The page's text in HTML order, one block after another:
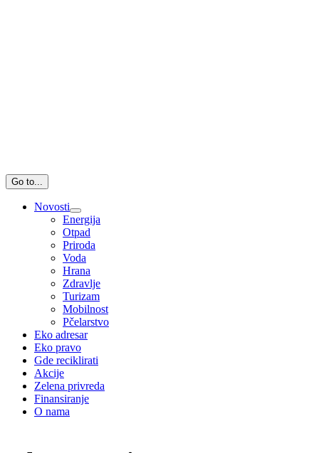
Go to...
Novosti
Energija
Otpad
Priroda
Voda
Hrana
Zdravlje
Turizam
Mobilnost
Pčelarstvo
Eko adresar
Eko pravo
Gde reciklirati
Akcije
Zelena privreda
Finansiranje
O nama